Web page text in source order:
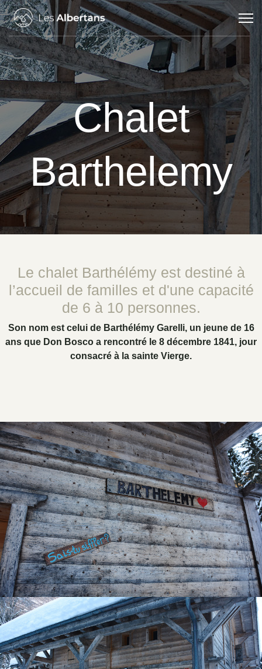
Chalet
Barthelemy
Le chalet Barthélémy est destiné à
l’accueil de familles et d'une capacité
de 6 à 10 personnes.
Son nom est celui de Barthélémy Garelli, un jeune de 16
ans que Don Bosco a rencontré le 8 décembre 1841, jour
consacré à la sainte Vierge.